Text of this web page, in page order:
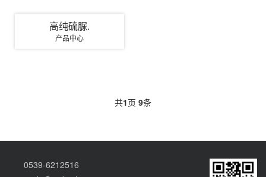
高纯硫脲.
产品中心
共1页 9条
0539-6212516